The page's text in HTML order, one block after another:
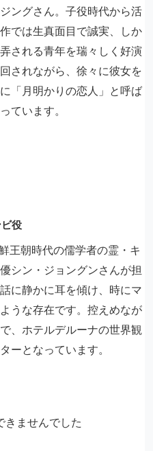
ングさん。子役時代から活
では生真面目で誠実、しか
される青年を瑞々しく好演
されながら、徐々に彼女を
「月明かりの恋人」と呼ば
ています。
役
王朝時代の儒学者の霊・キ
シン・ジョングンさんが担
に静かに耳を傾け、時にマ
うな存在です。控えめなが
、ホテルデルーナの世界観
ーとなっています。
きませんでした